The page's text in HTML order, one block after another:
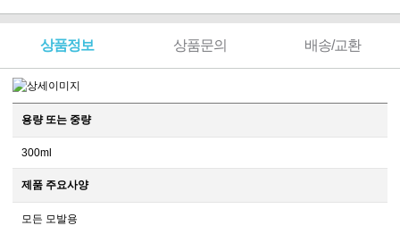
상품정보 상품문의 배송/교환
용량 또는 중량
300ml
제품 주요사양
모든 모발용